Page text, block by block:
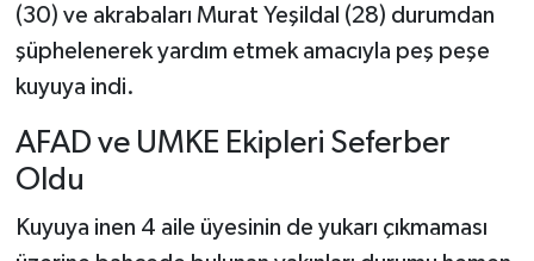
(30) ve akrabaları Murat Yeşildal (28) durumdan
şüphelenerek yardım etmek amacıyla peş peşe
kuyuya indi.
AFAD ve UMKE Ekipleri Seferber
Oldu
Kuyuya inen 4 aile üyesinin de yukarı çıkmaması